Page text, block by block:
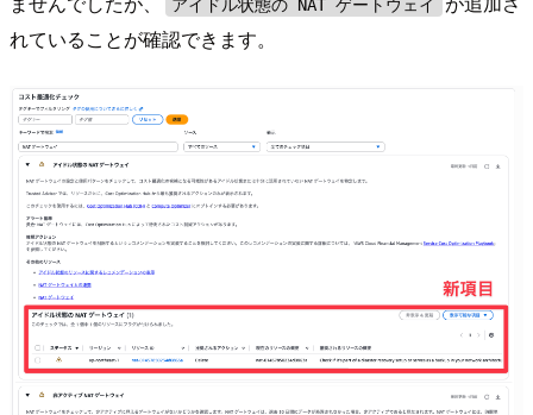
アイドル状態の NAT ゲートウェイ
れていることが確認できます。